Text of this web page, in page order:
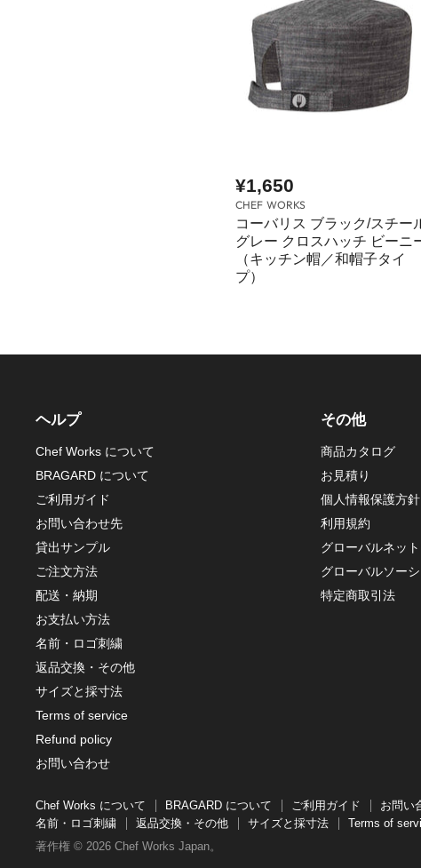
¥1,650
CHEF WORKS
コーバリス ブラック/スチー
グレー クロスハッチ ビーニ
（キッチン帽／和帽子タイ
プ）
ヘルプ
Chef Works について
BRAGARD について
ご利用ガイド
お問い合わせ先
貸出サンプル
ご注文方法
配送・納期
お支払い方法
名前・ロゴ刺繍
返品交換・その他
サイズと採寸法
Terms of service
Refund policy
お問い合わせ
その他
商品カタログ
お見積り
個人情報保護方針
利用規約
グローバルネッ
グローバルソー
特定商取引法
Chef Works について BRAGARD について ご利用ガイド お問い
名前・ロゴ刺繍
返品交換・その他 サイズと採寸法 Terms of
著作権 © 2026 Chef Works Japan。